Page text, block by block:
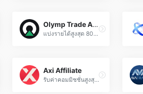
Olymp Trade Affiliate
แบ่งรายได้สูงสุด 80% พร้อมเครื่องมือการตลาดที่มีอัตราการแปลงสูง
Axi Affiliate
รับค่าคอมมิชชั่นสูงสุด $1200 ต่อราย และ 10% จากพันธมิตรย่อยสำหรับรายได้เพิ่มเติม